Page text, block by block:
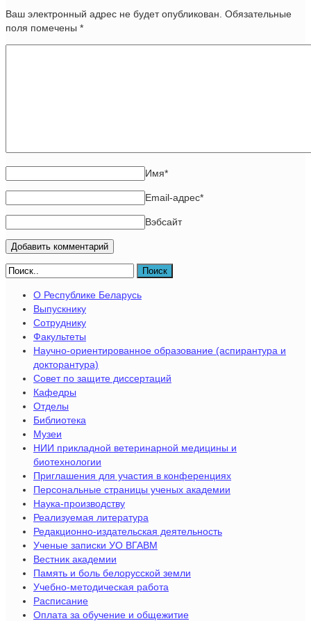
Ваш электронный адрес не будет опубликован. Обязательные
поля помечены *
Имя*
Email-адрес*
Вэбсайт
Поиск
О Республике Беларусь
Выпускнику
Сотруднику
Факультеты
Научно-ориентированное образование (аспирантура и
докторантура)
Совет по защите диссертаций
Кафедры
Отделы
Библиотека
Музеи
НИИ прикладной ветеринарной медицины и
биотехнологии
Приглашения для участия в конференциях
Персональные страницы ученых академии
Наука-производству
Реализуемая литература
Редакционно-издательская деятельность
Ученые записки УО ВГАВМ
Вестник академии
Память и боль белорусской земли
Учебно-методическая работа
Расписание
Оплата за обучение и общежитие